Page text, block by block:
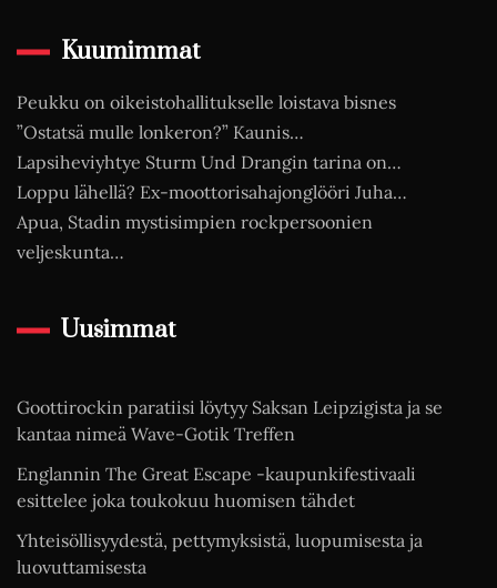
Kuumimmat
Peukku on oikeistohallitukselle loistava bisnes
”Ostatsä mulle lonkeron?” Kaunis…
Lapsiheviyhtye Sturm Und Drangin tarina on…
Loppu lähellä? Ex-moottorisahajonglööri Juha…
Apua, Stadin mystisimpien rockpersoonien
veljeskunta…
Uusimmat
Goottirockin paratiisi löytyy Saksan Leipzigista ja se
kantaa nimeä Wave-Gotik Treffen
Englannin The Great Escape -kaupunkifestivaali
esittelee joka toukokuu huomisen tähdet
Yhteisöllisyydestä, pettymyksistä, luopumisesta ja
luovuttamisesta